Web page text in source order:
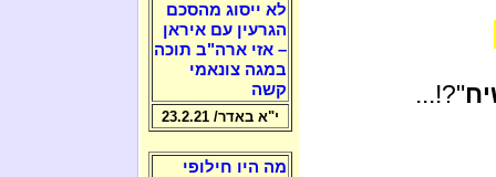
"?!...
לא ייסוג מהסכם
הגרעין עם איראן
– אזי ארה"ב תוכה
במגה צונאמי
קשה
י"א באדר/ 23.2.21
מה היו חילופי